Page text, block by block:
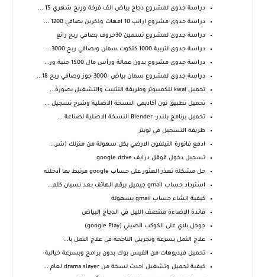
دراسة جدوى لمشروع دجاج بياض الف فرخة وربح شهري 15 ...
دراسة جدوى مشروع ارانب 10 امهات وذكرين بصافي 1200 ...
دراسة جدوى لمشروع تسمين 30خروف بصافي ربح رائع
دراسة جدوى لتربية 1000 كتكوت سمان وبصافي ربح 3000...
دراسة جدوى مشروع بدون عمالة ورأس مال 1500 جنية ور...
دراسة جدوى لمشروع سمان بياض -3000 جوز وصافي ربح 18...
تحميل kwai للكمبيوتر وطريقة التثبيت والتشغيل بصورة...
تحميل تطبيق نون أكاديمي النسخة الاصلية وشرح تسجيل ...
تحميل برنامج بلندر- Blender النسخة الاصلية لصناعة ...
طريقة التسجيل في تويتر
ادفع فاتورة التيلفون الارضي بكل سهولة من منزلك (شر...
تسجيل دخول قوقل درايف google drive
حل مشكلة تعذر العثور على حساب google مرتبط بما أدخلته
استرداد حساب gmail جيميل برقم الهاتف بعد نسيان كلم...
كيفية انشاء حساب gmail بسهولة
فائدة الإضاءة منتصف الليل في الدجاج البياض
جوجل بلاي على الكوكب الصيني (google Play)
علاج النمل بسرعة وتجربتي الناجحة في علاج النمل با...
تحميل فيديوهات من الفيس بوك بدون برامج وبسرعة خيالية
كيفية تحميل وتشغيل احدث نسخة من drama slayer لعام ...